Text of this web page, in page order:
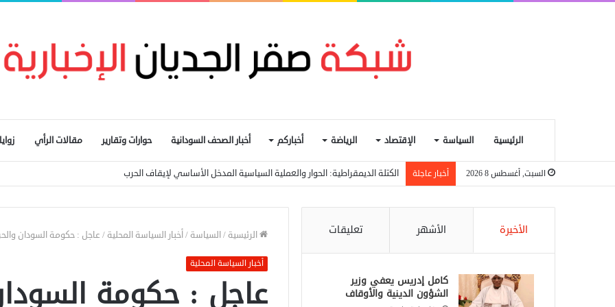
الرئيسية السياسة الإقتصاد الرياضة أخباركم أخبار الصحف السودانية حوارات وتقارير مقالات الرأي
السبت, أغسطس 8 2026 أخبار عاجلة الكتلة الديمقراطية: الحوار والعملية السياسية المدخل الأساسي لإيقاف الحرب
الرئيسية /السياسة /أخبار السياسة المحلية / عاجل : حكومة السودان
أخبار السياسة المحلية
عاجل : حكومة
الأخيرة الأشهر تعليقات
كامل إدريس يعفي وزير
الشؤون الدينية والأوقاف